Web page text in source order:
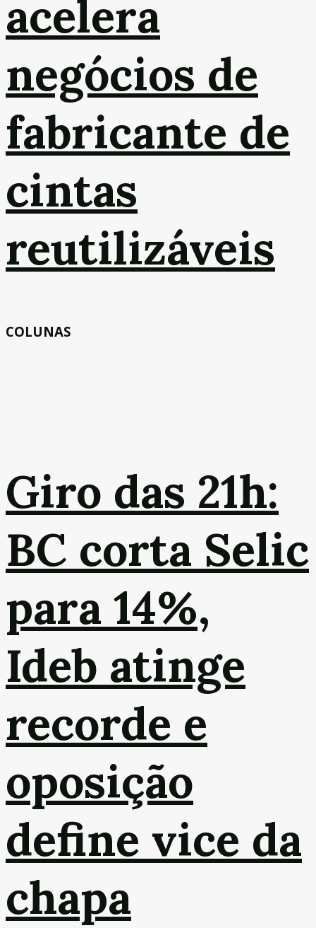
acelera
negócios de
fabricante de
cintas
reutilizáveis
COLUNAS
Giro das 21h:
BC corta Selic
para 14%,
Ideb atinge
recorde e
oposição
define vice da
chapa